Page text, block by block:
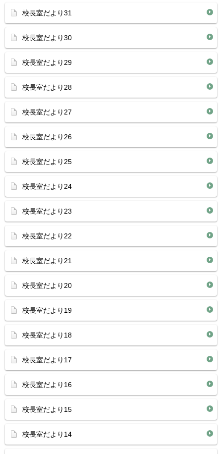
校長室だより31
校長室だより30
校長室だより29
校長室だより28
校長室だより27
校長室だより26
校長室だより25
校長室だより24
校長室だより23
校長室だより22
校長室だより21
校長室だより20
校長室だより19
校長室だより18
校長室だより17
校長室だより16
校長室だより15
校長室だより14